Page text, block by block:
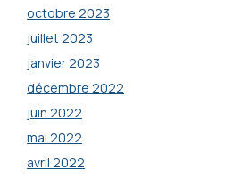
octobre 2023
juillet 2023
janvier 2023
décembre 2022
juin 2022
mai 2022
avril 2022